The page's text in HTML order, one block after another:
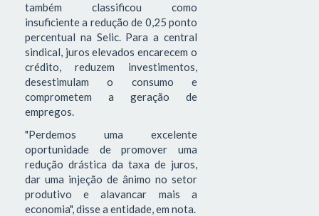
também classificou como
insuficiente a redução de 0,25 ponto
percentual na Selic. Para a central
sindical, juros elevados encarecem o
crédito, reduzem investimentos,
desestimulam o consumo e
comprometem a geração de
empregos.
"Perdemos uma excelente
oportunidade de promover uma
redução drástica da taxa de juros,
dar uma injeção de ânimo no setor
produtivo e alavancar mais a
economia", disse a entidade, em nota.